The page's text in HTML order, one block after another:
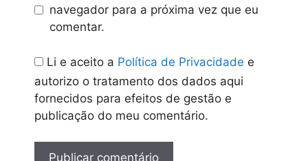
navegador para a próxima vez que eu
comentar.
Li e aceito a Política de Privacidade e
autorizo o tratamento dos dados aqui
fornecidos para efeitos de gestão e
publicação do meu comentário.